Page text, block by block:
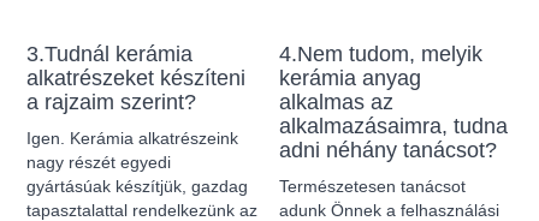
3.Tudnál kerámia
alkatrészeket készíteni
a rajzaim szerint?
Igen. Kerámia alkatrészeink
nagy részét egyedi
gyártásúak készítjük, gazdag
tapasztalattal rendelkezünk az
4.Nem tudom, melyik
kerámia anyag
alkalmas az
alkalmazásaimra, tudna
adni néhány tanácsot?
Természetesen tanácsot
adunk Önnek a felhasználási